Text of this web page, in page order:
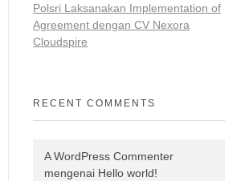
Polsri Laksanakan Implementation of
Agreement dengan CV Nexora
Cloudspire
RECENT COMMENTS
A WordPress Commenter
mengenai Hello world!